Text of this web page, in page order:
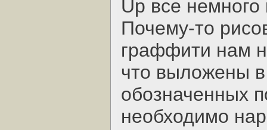
Up все
Почему-то
граффити нам
что выложены
обозначенных
необходимо